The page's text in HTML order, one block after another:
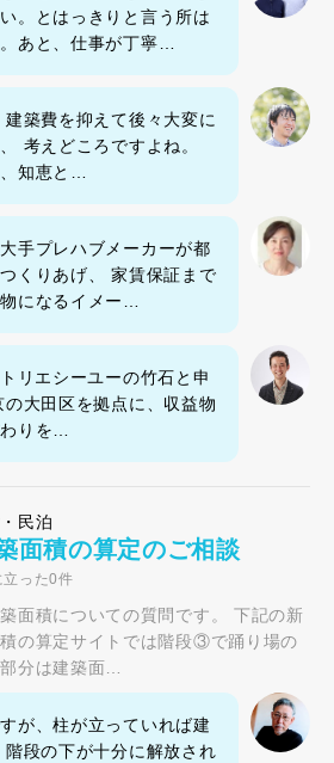
。とはっきりと言う所は
あと、仕事が丁寧…
築費を抑えて後々大変に
考えどころですよね。
、知恵と…
手プレハブメーカーが都
くりあげ、 家賃保証まで
になるイメー…
リエシーユーの竹石と申
の大田区を拠点に、収益物
りを…
民泊
面積の算定のご相談
立った0件
面積についての質問です。 下記の新
の算定サイトでは階段③で踊り場の
分は建築面…
が、柱が立っていれば建
段の下が十分に解放され